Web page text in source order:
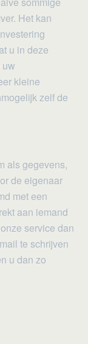
Het kan
u in deze
kleine
zelf de
als gegevens,
de eigenaar
met een
aan iemand
service dan
te schrijven
u dan zo